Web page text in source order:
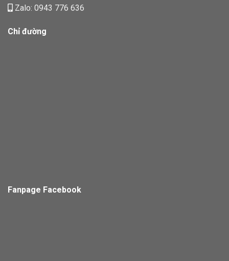
Zalo: 0943 776 636
Chỉ đường
Fanpage Facebook